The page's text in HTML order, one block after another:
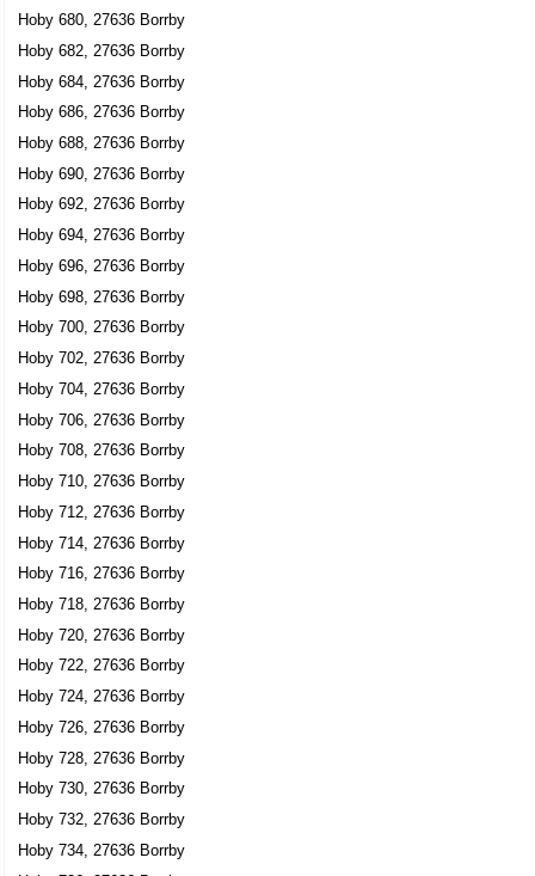
Hoby 680, 27636 Borrby
Hoby 682, 27636 Borrby
Hoby 684, 27636 Borrby
Hoby 686, 27636 Borrby
Hoby 688, 27636 Borrby
Hoby 690, 27636 Borrby
Hoby 692, 27636 Borrby
Hoby 694, 27636 Borrby
Hoby 696, 27636 Borrby
Hoby 698, 27636 Borrby
Hoby 700, 27636 Borrby
Hoby 702, 27636 Borrby
Hoby 704, 27636 Borrby
Hoby 706, 27636 Borrby
Hoby 708, 27636 Borrby
Hoby 710, 27636 Borrby
Hoby 712, 27636 Borrby
Hoby 714, 27636 Borrby
Hoby 716, 27636 Borrby
Hoby 718, 27636 Borrby
Hoby 720, 27636 Borrby
Hoby 722, 27636 Borrby
Hoby 724, 27636 Borrby
Hoby 726, 27636 Borrby
Hoby 728, 27636 Borrby
Hoby 730, 27636 Borrby
Hoby 732, 27636 Borrby
Hoby 734, 27636 Borrby